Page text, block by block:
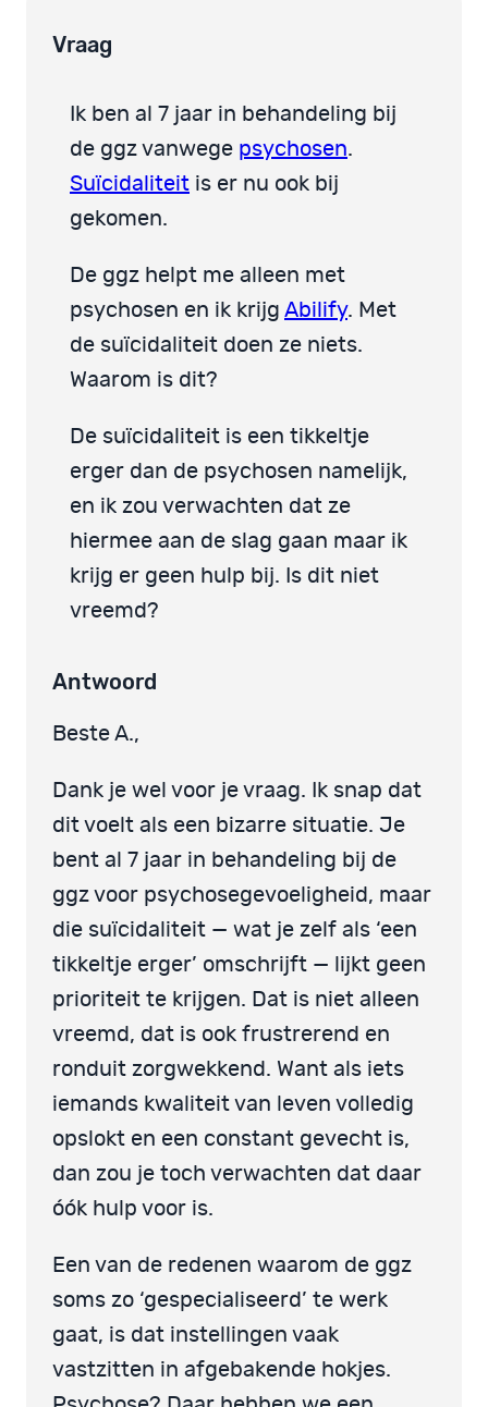
Vraag
Ik ben al 7 jaar in behandeling bij
de ggz vanwege psychosen.
Suïcidaliteit is er nu ook bij
gekomen.
De ggz helpt me alleen met
psychosen en ik krijg Abilify. Met
de suïcidaliteit doen ze niets.
Waarom is dit?
De suïcidaliteit is een tikkeltje
erger dan de psychosen namelijk,
en ik zou verwachten dat ze
hiermee aan de slag gaan maar ik
krijg er geen hulp bij. Is dit niet
vreemd?
Antwoord
Beste A.,
Dank je wel voor je vraag. Ik snap dat
dit voelt als een bizarre situatie. Je
bent al 7 jaar in behandeling bij de
ggz voor psychosegevoeligheid, maar
die suïcidaliteit — wat je zelf als ‘een
tikkeltje erger’ omschrijft — lijkt geen
prioriteit te krijgen. Dat is niet alleen
vreemd, dat is ook frustrerend en
ronduit zorgwekkend. Want als iets
iemands kwaliteit van leven volledig
opslokt en een constant gevecht is,
dan zou je toch verwachten dat daar
óók hulp voor is.
Een van de redenen waarom de ggz
soms zo ‘gespecialiseerd’ te werk
gaat, is dat instellingen vaak
vastzitten in afgebakende hokjes.